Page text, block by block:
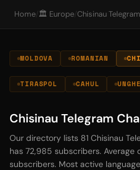
Home/ 🏛️ Europe/Chisinau
MOLDOVA ROMANIAN
TIRASPOL CAHUL
Chisinau Telegram
Our directory lists 81 Chisinau
has 72,985 subscribers. Average
subscribers. Most active